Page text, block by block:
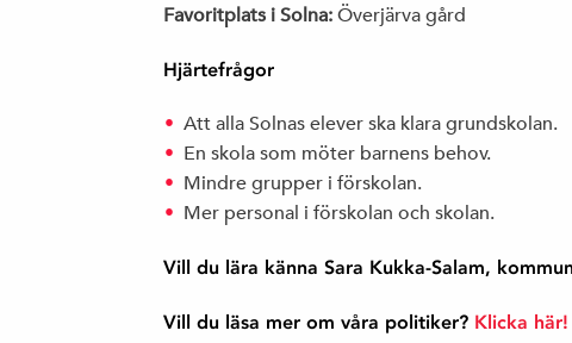
Favoritplats i Solna: Överjärva gård
Hjärtefrågor
Att alla Solnas elever ska klara grundskolan.
En skola som möter barnens behov.
Mindre grupper i förskolan.
Mer personal i förskolan och skolan.
Vill du lära känna Sara Kukka-Salam,
Vill du läsa mer om våra politiker? Klicka här!